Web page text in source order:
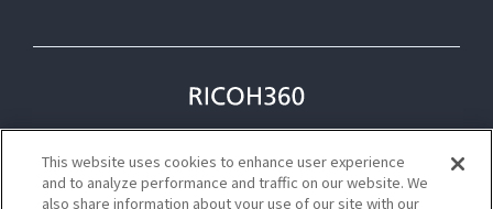
プライバシー
利用規約
ステータス
This website uses cookies to enhance user experience
and to analyze performance and traffic on our website. We
also share information about your use of our site with our